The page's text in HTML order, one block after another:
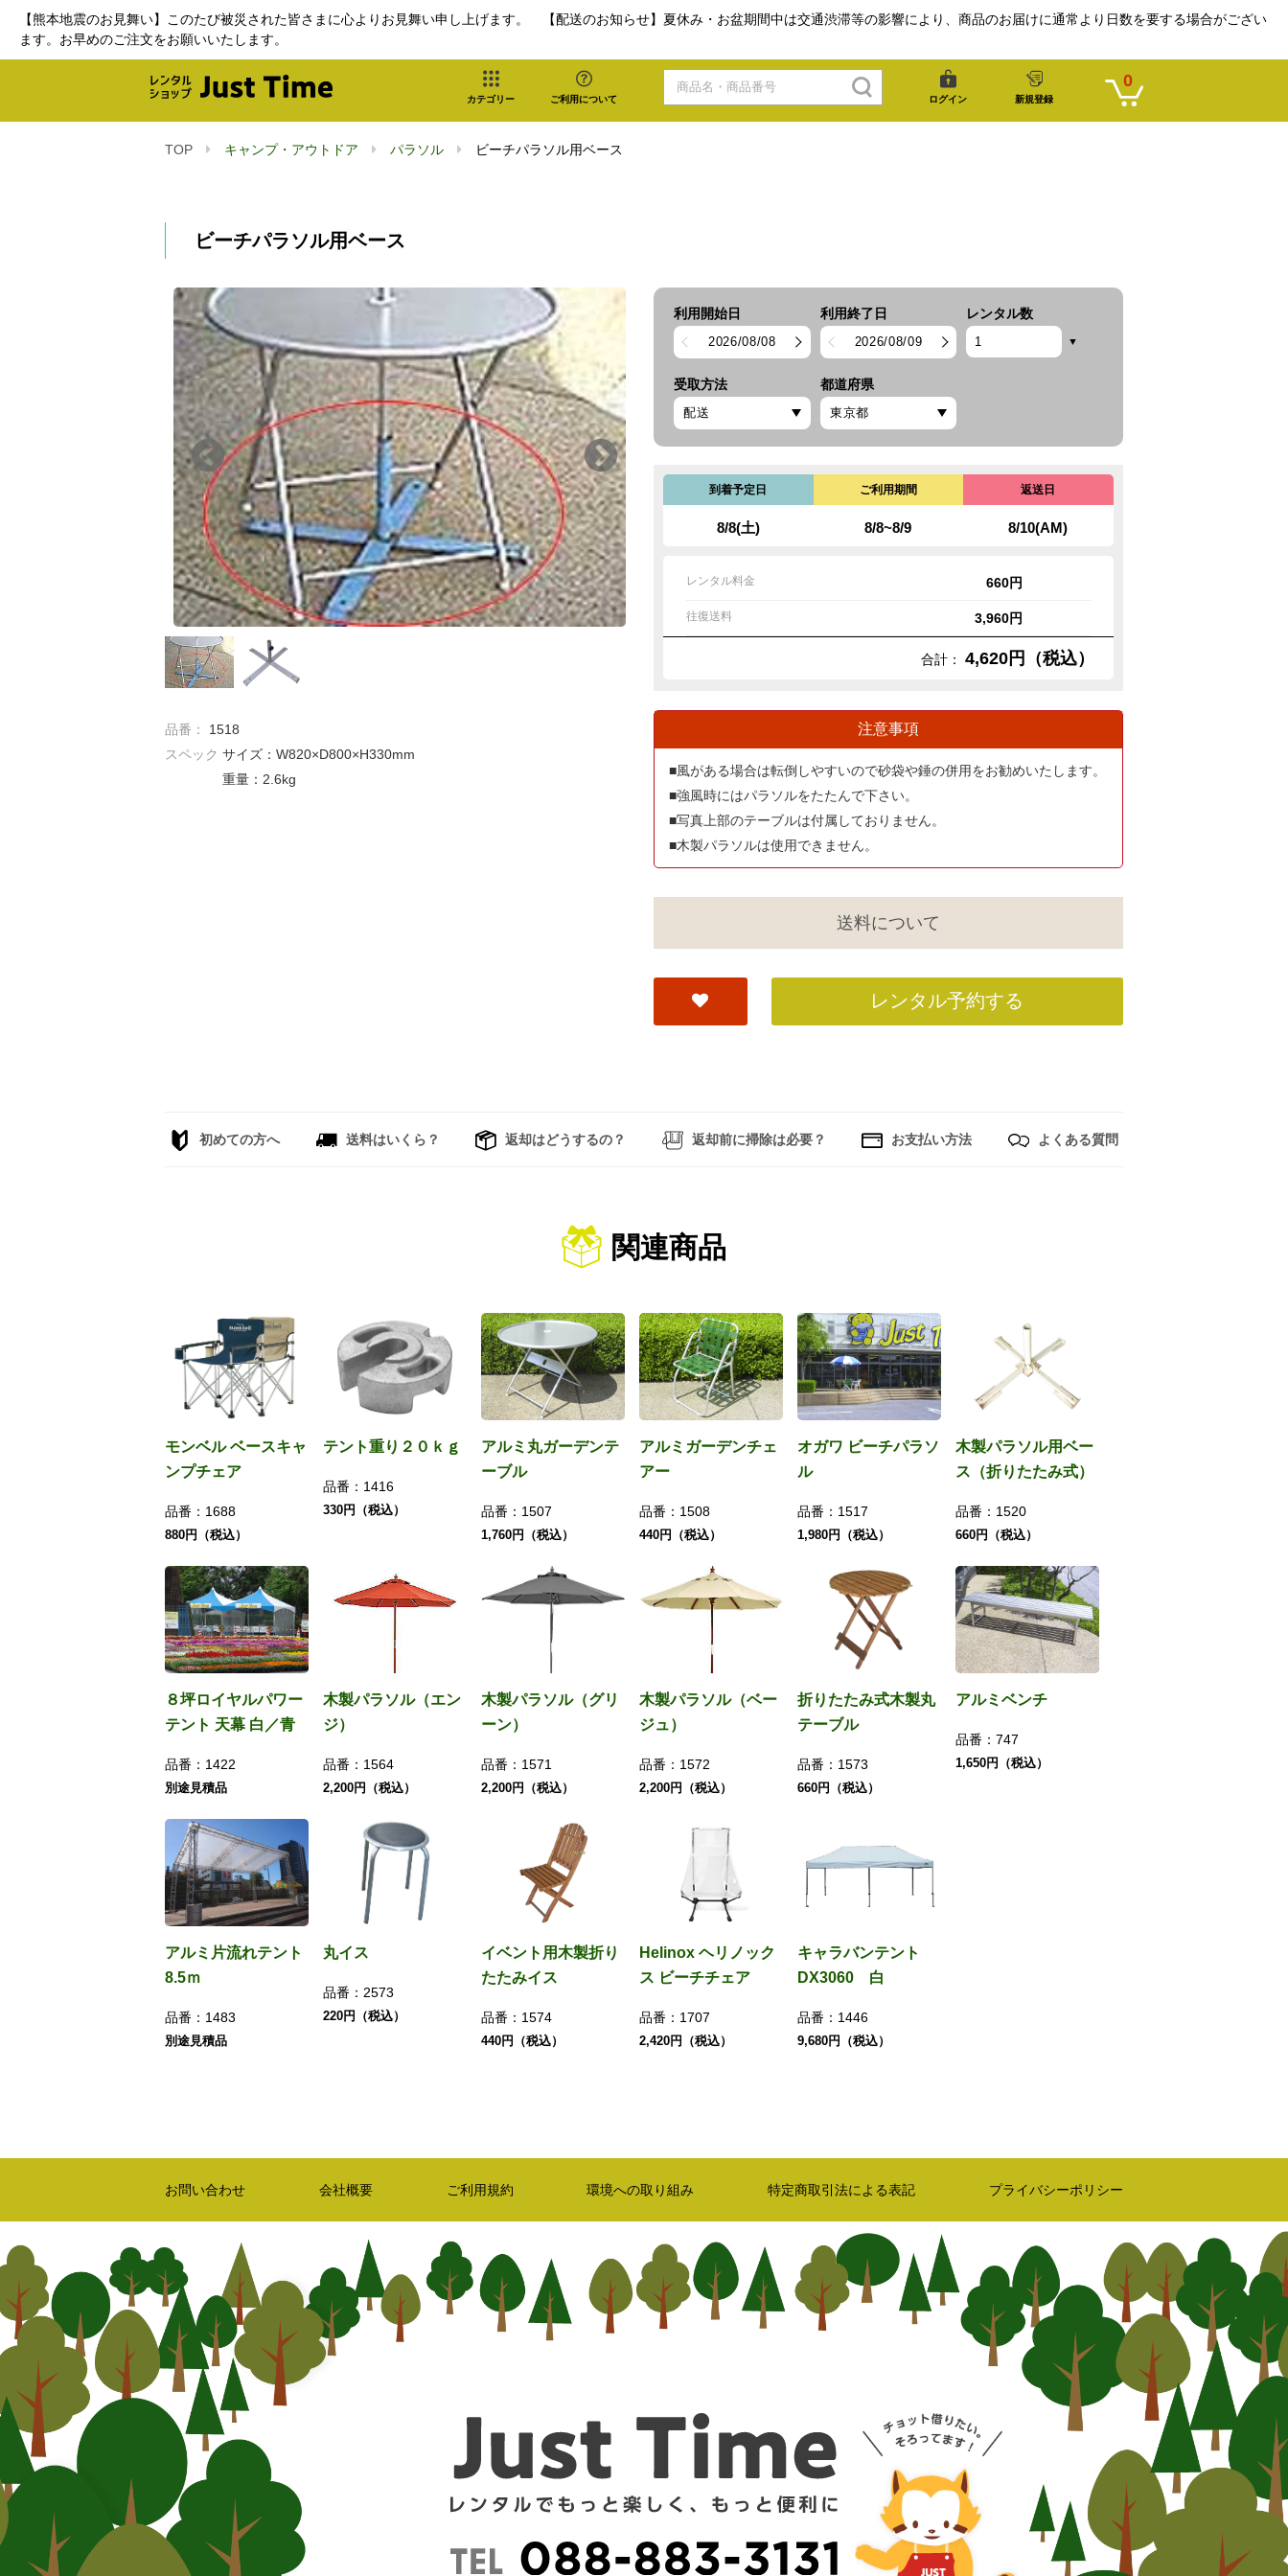
【熊本地震のお見舞い】このたび被災された皆さまに心よりお見舞い申し上げます。 【配送のお知らせ】夏休み・お盆期間中は交通渋滞等の影響により、商品のお届けに通常より日数を要する場合がござい
ます。お早めのご注文をお願いいたします。
カテゴリー ご利用について ログイン 新規登録
0
TOP キャンプ・アウトドア パラソル ビーチパラソル用ベース
ビーチパラソル用ベース
品番：
1518
スペック サイズ：W820×D800×H330mm
重量：2.6kg
利用開始日
2026/08/08
利用終了日
2026/08/09
レンタル数
受取方法 都道府県
到着予定日
8/8(土)
ご利用期間
8/8~8/9
返送日
8/10(AM)
レンタル料金 660円
往復送料 3,960円
合計： 4,620円（税込）
注意事項
■風がある場合は転倒しやすいので砂袋や錘の併用をお勧めいたします。
■強風時にはパラソルをたたんで下さい。
■写真上部のテーブルは付属しておりません。
■木製パラソルは使用できません。
送料について
レンタル予約する
初めての方へ 送料はいくら？ 返却はどうするの？ 返却前に掃除は必要？ お支払い方法 よくある質問
関連商品
モンベル ベースキャ
ンプチェア
品番： 1688
880円（税込）
テント重り２０ｋｇ
品番： 1416
330円（税込）
アルミ丸ガーデンテ
ーブル
品番： 1507
1,760円（税込）
アルミガーデンチェ
アー
品番： 1508
440円（税込）
オガワ ビーチパラソ
ル
品番： 1517
1,980円（税込）
木製パラソル用ベー
ス（折りたたみ式）
品番： 1520
660円（税込）
８坪ロイヤルパワー
テント 天幕 白／青
品番： 1422
別途見積品
木製パラソル（エン
ジ）
品番： 1564
2,200円（税込）
木製パラソル（グリ
ーン）
品番： 1571
2,200円（税込）
木製パラソル（ベー
ジュ）
品番： 1572
2,200円（税込）
折りたたみ式木製丸
テーブル
品番： 1573
660円（税込）
アルミベンチ
品番： 747
1,650円（税込）
アルミ片流れテント
8.5ｍ
品番： 1483
別途見積品
丸イス
品番： 2573
220円（税込）
イベント用木製折り
たたみイス
品番： 1574
440円（税込）
Helinox ヘリノック
ス ビーチチェア
品番： 1707
2,420円（税込）
キャラバンテント
DX3060 白
品番： 1446
9,680円（税込）
お問い合わせ 会社概要 ご利用規約 環境への取り組み 特定商取引法による表記 プライバシーポリシー